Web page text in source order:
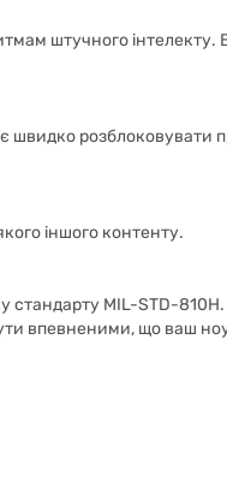
штучного інтелекту.
швидко розблоковувати
іншого контенту.
MIL-STD-810H.
впевненими, що ваш